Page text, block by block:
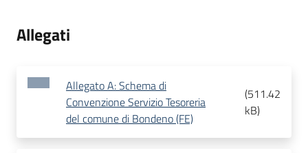
Allegati
Allegato A: Schema di
Convenzione Servizio Tesoreria
del comune di Bondeno (FE)
(511.42
kB)